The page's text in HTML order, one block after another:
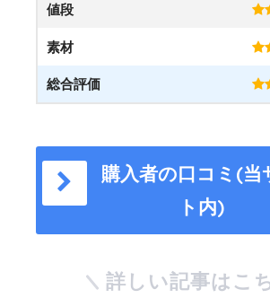
値段
素材
総合評価
購入者の口コミ(当
ト内)
詳しい記事はこ